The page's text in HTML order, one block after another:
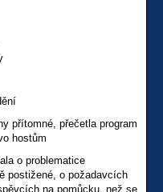
přítomné, přečetla program
hostům
o problematice
postižené, o požadavcích
na pomůcku, než se